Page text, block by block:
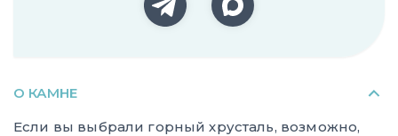
О КАМНЕ
Если вы выбрали горный хрусталь, возможно,